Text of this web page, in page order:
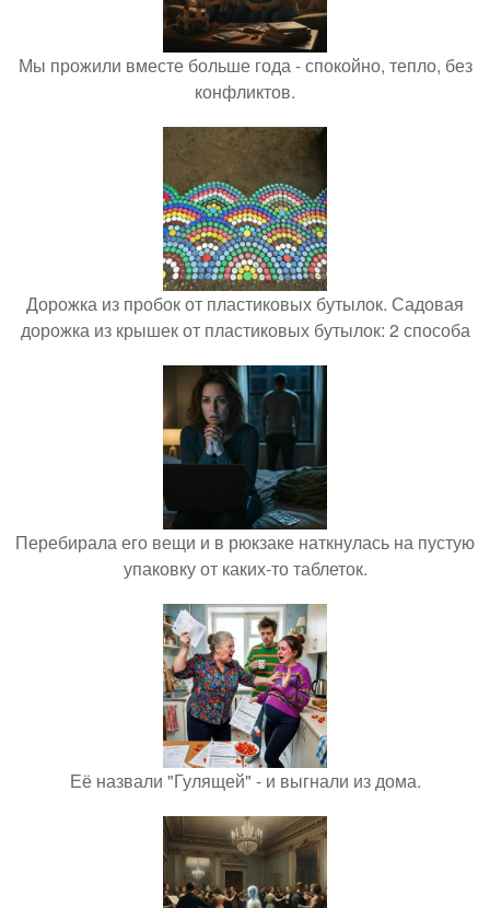
Мы прожили вместе больше года - спокойно, тепло, без
конфликтов.
Дорожка из пробок от пластиковых бутылок. Садовая
дорожка из крышек от пластиковых бутылок: 2 способа
Перебирала его вещи и в рюкзаке наткнулась на пустую
упаковку от каких-то таблеток.
Её назвали "Гулящей" - и выгнали из дома.